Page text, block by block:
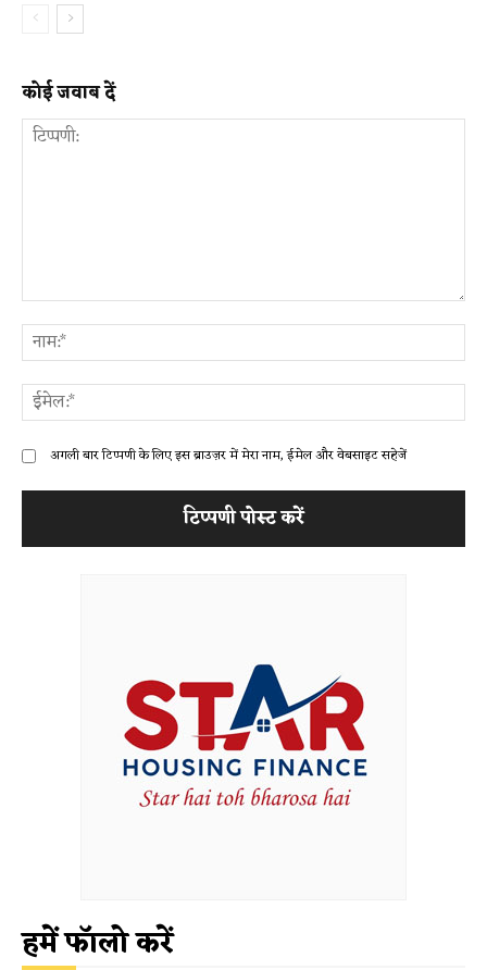
कोई जवाब दें
अगली बार टिप्पणी के लिए इस ब्राउज़र में मेरा नाम, ईमेल और वेबसाइट सहेजें
हमें फॉलो करें